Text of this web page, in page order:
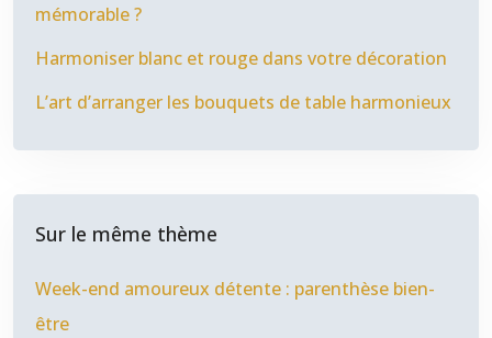
mémorable ?
Harmoniser blanc et rouge dans votre décoration
L’art d’arranger les bouquets de table harmonieux
Sur le même thème
Week-end amoureux détente : parenthèse bien-
être